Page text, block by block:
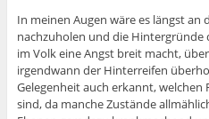
In meinen Augen wäre es längst an
nachzuholen und die Hintergründe
im Volk eine Angst breit macht,
irgendwann der Hinterreifen
Gelegenheit auch erkannt,
sind, da manche Zustände